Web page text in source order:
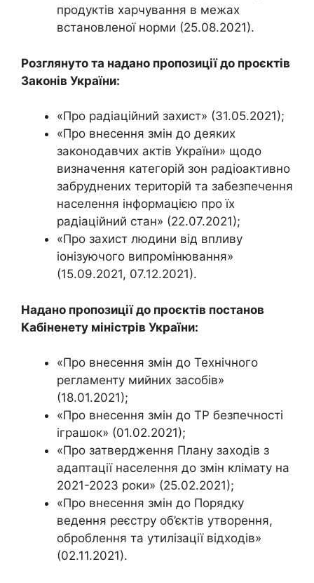
продуктів харчування в межах
встановленої норми (25.08.2021).
Розглянуто та надано пропозиції до проєктів
Законів України:
«Про радіаційний захист» (31.05.2021);
«Про внесення змін до деяких
законодавчих актів України» щодо
визначення категорій зон радіоактивно
забруднених територій та забезпечення
населення інформацією про їх
радіаційний стан» (22.07.2021);
«Про захист людини від впливу
іонізуючого випромінювання»
(15.09.2021, 07.12.2021).
Надано пропозиції до проєктів постанов
Кабіненету міністрів України:
«Про внесення змін до Технічного
регламенту мийних засобів»
(18.01.2021);
«Про внесення змін до ТР безпечності
іграшок» (01.02.2021);
«Про затвердження Плану заходів з
адаптації населення до змін клімату на
2021-2023 роки» (25.02.2021);
«Про внесення змін до Порядку
ведення реєстру об’єктів утворення,
оброблення та утилізації відходів»
(02.11.2021).